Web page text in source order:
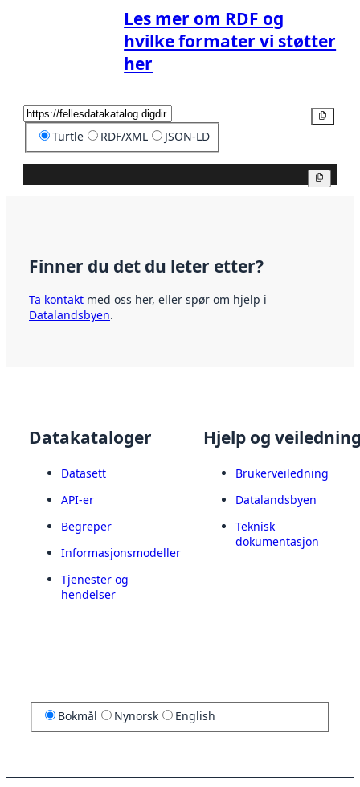
Les mer om RDF og
hvilke formater vi støtter
her
Turtle RDF/XML JSON-LD
Finner du det du leter etter?
Ta kontakt med oss her, eller spør om hjelp i
Datalandsbyen.
Datakataloger
Datasett
API-er
Begreper
Informasjonsmodeller
Tjenester og
hendelser
Hjelp og
Brukerveiledning
Datalandsbyen
Teknisk
dokumentasjon
Bokmål Nynorsk English